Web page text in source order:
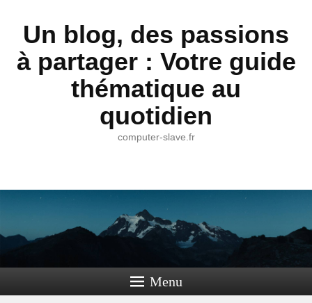
Un blog, des passions
à partager : Votre guide
thématique au
quotidien
computer-slave.fr
Menu